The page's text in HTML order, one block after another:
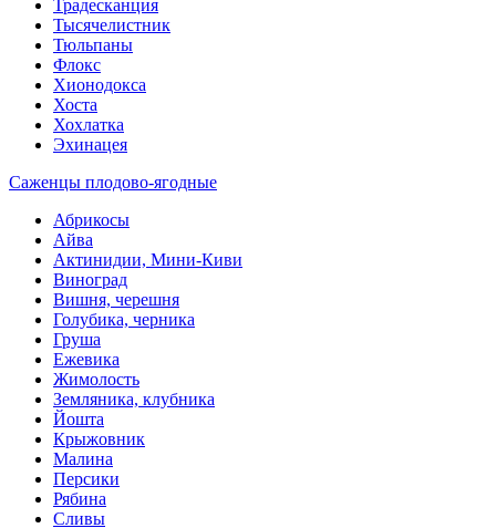
Традесканция
Тысячелистник
Тюльпаны
Флокс
Хионодокса
Хоста
Хохлатка
Эхинацея
Саженцы плодово-ягодные
Абрикосы
Айва
Актинидии, Мини-Киви
Виноград
Вишня, черешня
Голубика, черника
Груша
Ежевика
Жимолость
Земляника, клубника
Йошта
Крыжовник
Малина
Персики
Рябина
Сливы